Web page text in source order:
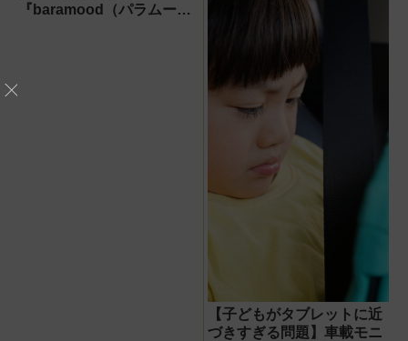
『baramood（パラムー
【子どもがタブレットに近
づきすぎる問題】車載モニ